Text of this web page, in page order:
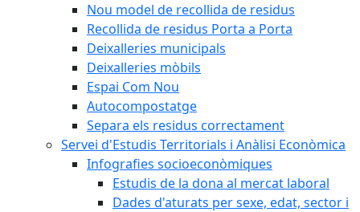
Nou model de recollida de residus
Recollida de residus Porta a Porta
Deixalleries municipals
Deixalleries mòbils
Espai Com Nou
Autocompostatge
Separa els residus correctament
Servei d'Estudis Territorials i Anàlisi Econòmica
Infografies socioeconòmiques
Estudis de la dona al mercat laboral
Dades d'aturats per sexe, edat, sector i